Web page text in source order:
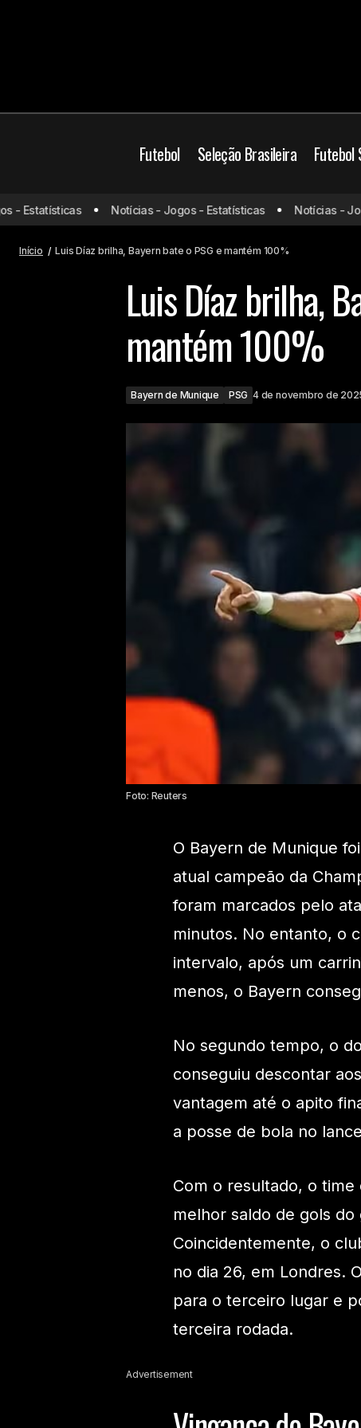
Futebol Seleção Brasileira Futebol
Liverpool vence Real Madrid e embola
tabela na Champions
Estatísticas Notícias - Jogos - Estatísticas Notícias -
Início Luis Díaz brilha, Bayern bate o PSG e mantém 100%
Luis Díaz brilha,
mantém 100%
Bayern de Munique PSG 4 de novembro de
Foto: Reuters
O Bayern de Munique
atual campeão da
foram marcados pelo
minutos. No entanto, o
intervalo, após um
menos, o Bayern
No segundo tempo, o
conseguiu descontar
vantagem até o apito
a posse de bola no
Com o resultado, o
melhor saldo de gols do
Coincidentemente, o
no dia 26, em Londres.
para o terceiro lugar e
terceira rodada.
Advertisement